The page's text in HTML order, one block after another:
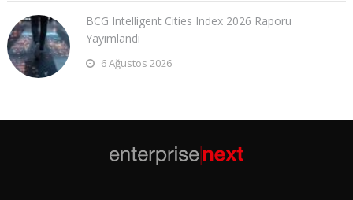
BCG Intelligent Cities Index 2026 Raporu
Yayımlandı
6 Ağustos 2026